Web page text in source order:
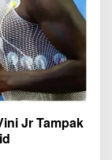
Jr Tampak